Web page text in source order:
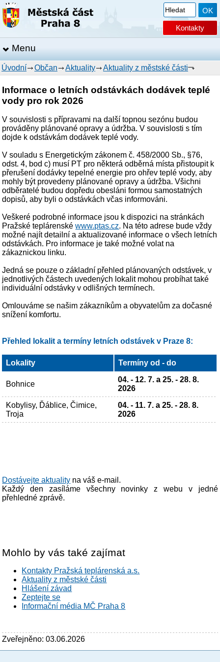
Kontakty
Menu
Úvodní Občan Aktuality Aktuality z městské části
Informace o letních odstávkách dodávek teplé
vody pro rok 2026
V souvislosti s přípravami na další topnou sezónu budou
prováděny plánované opravy a údržba. V souvislosti s tím
dojde k odstávkám dodávek teplé vody.
V souladu s Energetickým zákonem č. 458/2000 Sb., §76,
odst. 4, bod c) musí PT pro některá odběrná místa přistoupit k
přerušení dodávky tepelné energie pro ohřev teplé vody, aby
mohly být provedeny plánované opravy a údržba. Všichni
odběratelé budou dopředu obesláni formou samostatných
dopisů, aby byli o odstávkách včas informováni.
Veškeré podrobné informace jsou k dispozici na stránkách
Pražské teplárenskéwww.ptas.cz. Na této adrese bude vždy
možné najít detailní a aktualizované informace o všech letních
odstávkách. Pro informace je také možné volat na
zákaznickou linku.
Jedná se pouze o základní přehled plánovaných odstávek, v
jednotlivých částech uvedených lokalit mohou probíhat také
individuální odstávky v odlišných termínech.
Omlouváme se našim zákazníkům a obyvatelům za dočasné
snížení komfortu.
Přehled lokalit a termíny letních odstávek v Praze 8:
Lokality Termíny od - do
Bohnice
04. - 12. 7. a 25. - 28. 8.
2026
Kobylisy, Ďáblice, Čimice,
Troja
04. - 11. 7. a 25. - 28. 8.
2026
Dostávejte aktuality na váš e-mail.
Každý den zasíláme všechny novinky z webu v jedné
přehledné zprávě.
Mohlo by vás také zajímat
Kontakty Pražská teplárenská a.s.
Aktuality z městské části
Hlášení závad
Zeptejte se
Informační média MČ Praha 8
Zveřejněno: 03.06.2026